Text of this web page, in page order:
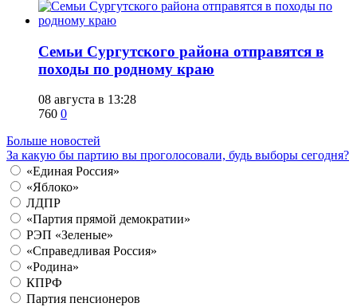
​Семьи Сургутского района отправятся в
походы по родному краю
08 августа в 13:28
760 0
Больше новостей
За какую бы партию вы проголосовали, будь выборы сегодня?
«Единая Россия»
«Яблоко»
ЛДПР
«Партия прямой демократии»
РЭП «Зеленые»
«Справедливая Россия»
«Родина»
КПРФ
Партия пенсионеров